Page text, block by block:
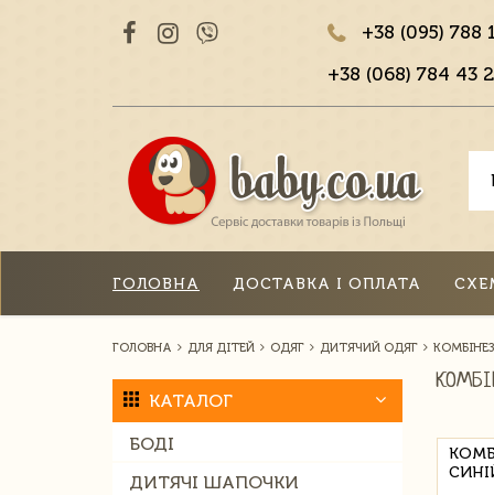
+38 (095) 788
+38 (068) 784 43
ГОЛОВНА ДОСТАВКА І ОПЛАТА
ГОЛОВНА ДЛЯ ДІТЕЙ ОДЯГ ДИТЯЧИЙ ОДЯГ
КАТАЛОГ
БОДІ
ДИТЯЧІ ШАПОЧКИ